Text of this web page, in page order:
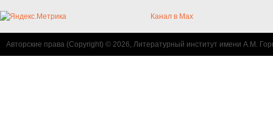
Канал в Max
Авторские права (Copyright) © 2026, Литературный институт имени А.М.